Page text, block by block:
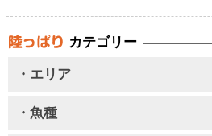
カテゴリー
・エリア
・魚種